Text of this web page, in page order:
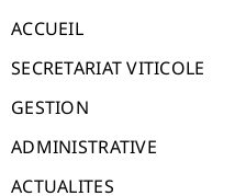
ACCUEIL
SECRETARIAT VITICOLE
GESTION
ADMINISTRATIVE
ACTUALITES